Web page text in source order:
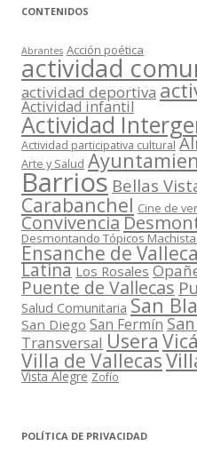
o
s
CONTENIDOS
Abrantes Acción poética
actividad
actividad deportiva
Actividad infantil
Actividad
Actividad participativa cultural
Arte y Salud
Barrios Bellas
Carabanchel Cine de
Convivencia
Desmontando Tópicos
Ensanche de
Latina Los Rosales
Puente de Vallecas
Salud Comunitaria San
San Diego San Fermín
Transversal Usera
Villa de Vallecas
Vista Alegre Zofío
POLÍTICA DE PRIVACIDAD